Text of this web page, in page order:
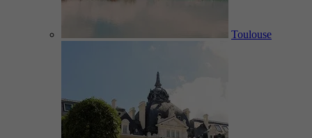
Toulouse